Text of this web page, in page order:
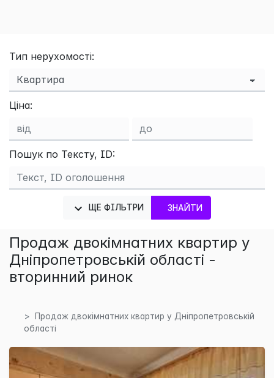
Тип нерухомості:
Ціна:
Пошук по Тексту, ID:
ЩЕ ФІЛЬТРИ ЗНАЙТИ
Продаж двокімнатних квартир у
Дніпропетровській області -
вторинний ринок
Продаж двокімнатних квартир у Дніпропетровській
області